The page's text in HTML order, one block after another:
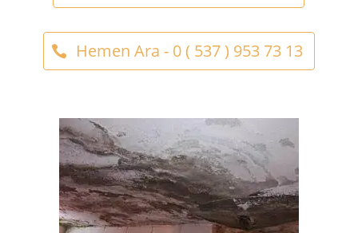
Hemen Ara - 0 ( 537 ) 953 73 13